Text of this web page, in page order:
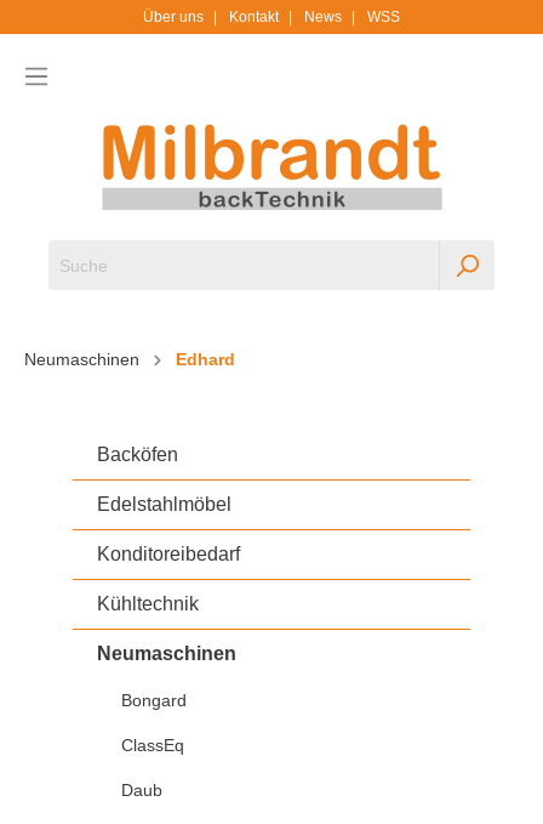
Über uns Kontakt News WSS
Neumaschinen Edhard
Backöfen
Edelstahlmöbel
Konditoreibedarf
Kühltechnik
Neumaschinen
Bongard
ClassEq
Daub